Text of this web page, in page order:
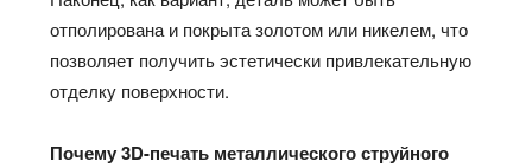
отполирована и покрыта золотом или никелем, что
позволяет получить эстетически привлекательную
отделку поверхности.
Почему 3D-печать металлического струйного